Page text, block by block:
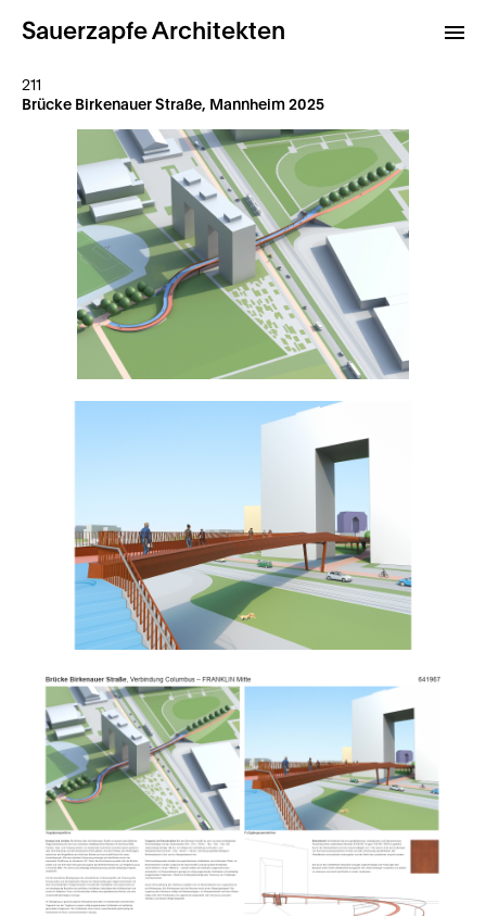
Sauerzapfe Architekten
Archiv
Kontakt
211
Brücke Birkenauer Straße, Mannheim 2025